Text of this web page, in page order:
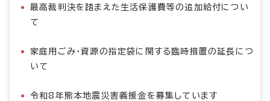
最高裁判決を踏まえた生活保護費等の追加給付につい
て
家庭用ごみ・資源の指定袋に関する臨時措置の延長につ
いて
令和8年熊本地震災害義援金を募集しています